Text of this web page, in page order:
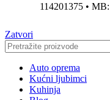
114201375 •
Zatvori
Auto oprema
Kućni ljubimci
Kuhinja